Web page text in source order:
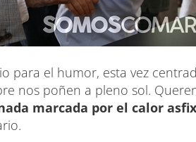
para el humor, esta vez
nos poñen a pleno sol.
marcada por el calor